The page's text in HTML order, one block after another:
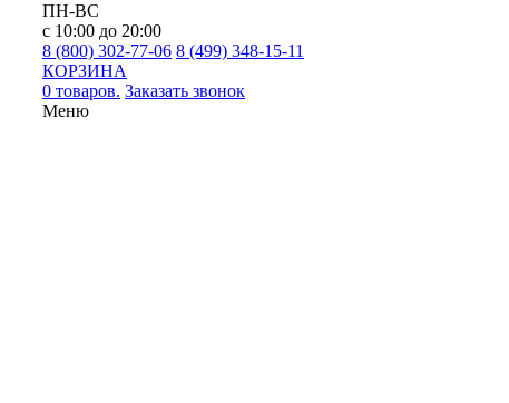
ПН-ВС
с 10:00 до 20:00
8 (800) 302-77-06 8 (499) 348-15-11
КОРЗИНА
0 товаров. Заказать звонок
Меню